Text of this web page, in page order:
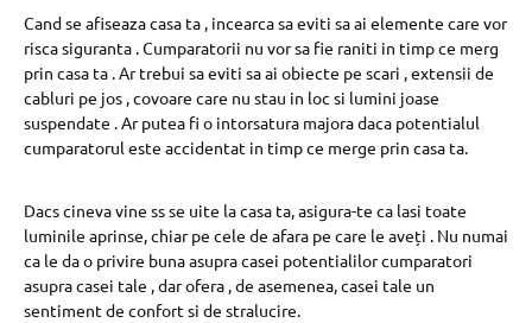
Cand se afiseaza casa ta , incearca sa eviti sa ai elemente care vor
risca siguranta . Cumparatorii nu vor sa fie raniti in timp ce merg
prin casa ta . Ar trebui sa eviti sa ai obiecte pe scari , extensii de
cabluri pe jos , covoare care nu stau in loc si lumini joase
suspendate . Ar putea fi o intorsatura majora daca potentialul
cumparatorul este accidentat in timp ce merge prin casa ta.
Dacs cineva vine ss se uite la casa ta, asigura-te ca lasi toate
luminile aprinse, chiar pe cele de afara pe care le aveți . Nu numai
ca le da o privire buna asupra casei potentialilor cumparatori
asupra casei tale , dar ofera , de asemenea, casei tale un
sentiment de confort si de stralucire.